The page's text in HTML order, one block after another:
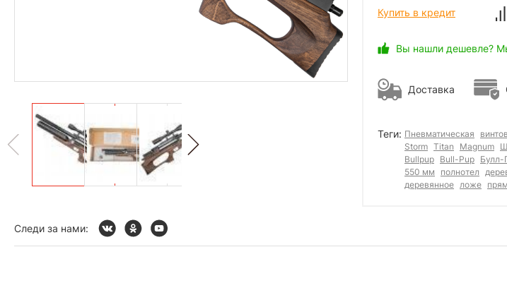
Купить в кредит
Вы нашли дешевле?
Доставка
Теги: Пневматическая
Storm Titan Magnum
Bullpup Bull-Pup Булл-
550 мм
полнотел
деревянное ложе
Следи за нами: